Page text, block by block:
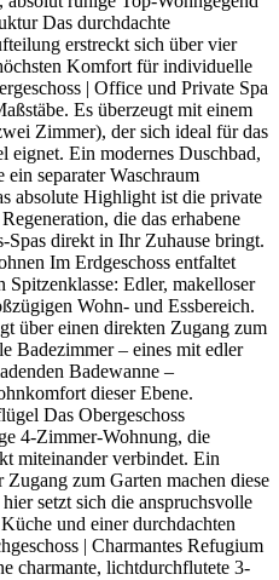
Das durchdachte
erstreckt sich über vier
Komfort für individuelle
| Office und Private Spa
Es überzeugt mit einem
Zimmer), der sich ideal für das
Ein modernes Duschbad,
separater Waschraum
absolute Highlight ist die private
die das erhabene
Spas direkt in Ihr Zuhause bringt.
Im Erdgeschoss entfaltet
Spitzenklasse: Edler, makelloser
Wohn- und Essbereich.
über einen direkten Zugang zum
Badezimmer – eines mit edler
Badewanne –
dieser Ebene.
Das Obergeschoss
4-Zimmer-Wohnung, die
miteinander verbindet. Ein
zum Garten machen diese
setzt sich die anspruchsvolle
und einer durchdachten
| Charmantes Refugium
charmante, lichtdurchflutete 3-